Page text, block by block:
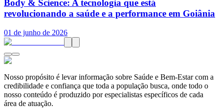
Body & Science: A tecnologia que está
revolucionando a saúde e a performance em Goiânia
01 de junho de 2026
Nosso propósito é levar informação sobre Saúde e Bem-Estar com a
credibilidade e confiança que toda a população busca, onde todo o
nosso conteúdo é produzido por especialistas específicos de cada
área de atuação.